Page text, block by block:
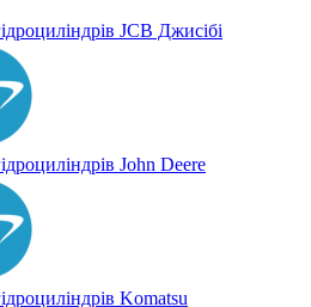
JCB Джисібі
John Deere
Komatsu